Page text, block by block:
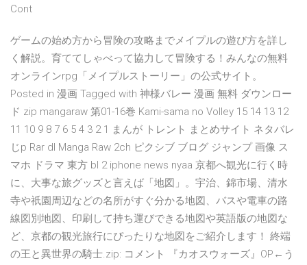
Cont
ゲームの始め方から冒険の攻略までメイプルの遊び方を詳し
く解説。育ててしゃべって協力して冒険する！みんなの無料
オンラインrpg「メイプルストーリー」の公式サイト。
Posted in 漫画 Tagged with 神様バレー 漫画 無料 ダウンロー
ド zip mangaraw 第01-16巻 Kami-sama no Volley 15 14 13 12
11 10 9 8 7 6 5 4 3 2 1 まんが トレント まとめサイト ネタバレ
じp Rar dl Manga Raw 2ch ピクシブ ブログ ジャンプ 画像 ス
マホ ドラマ 東方 bl 2 iphone news nyaa 京都へ観光に行く時
に、大事な旅グッズと言えば「地図」。宇治、錦市場、清水
寺や祇園周辺などの名所がすぐ分かる地図、バスや電車の路
線図別地図、印刷して持ち運びできる地図や英語版の地図な
ど、京都の観光旅行にぴったりな地図をご紹介します！ 終端
の王と異世界の騎士.zip: コメント 『カオスウォーズ』OP←う